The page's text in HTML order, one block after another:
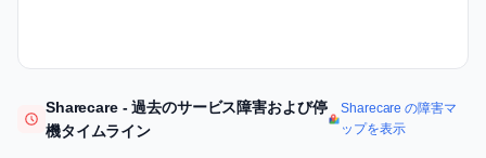
Sharecare - 過去のサービス障害および停
機タイムライン
Sharecare の障害マ
ップを表示